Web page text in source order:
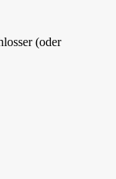
(oder